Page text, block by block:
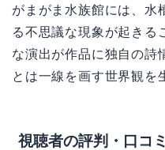
がまがま水族館には、水
る不思議な現象が起きる
な演出が作品に独自の詩
とは一線を画す世界観を
視聴者の評判・口コミ